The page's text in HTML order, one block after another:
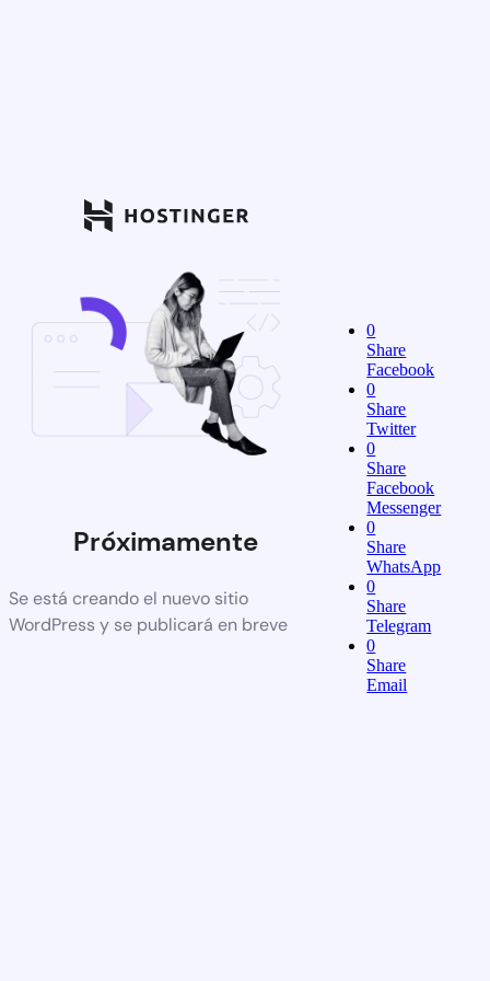
Próximamente
Se está creando el nuevo sitio
WordPress y se publicará en breve
0
Share
Facebook
0
Share
Twitter
0
Share
Facebook
Messenger
0
Share
WhatsApp
0
Share
Telegram
0
Share
Email